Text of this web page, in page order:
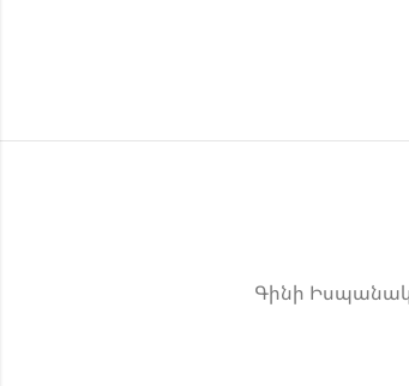
Գինի